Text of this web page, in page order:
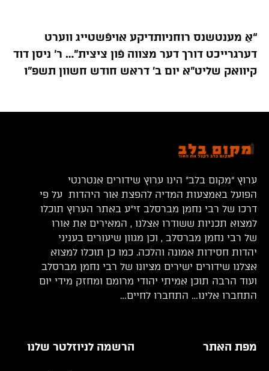
“אַ מענטשנס רוחניותדיקע אויפֿשטייג ווערט
דערגרייכט דורך דער מצווה פֿון ציצית”… ר’ ניסן דוד
קיוואק שליט”א יום ב’ דראש חודש חשוון תשפ”ו
ערוץ “מקום בלב” הינו ערוץ שידורים אנטרנטי
הפועל באמצעות המדיה להפצת אור היהדות על פי
דרכו של רבי נחמן מברסלב זי”ע באתר הערוץ תוכלו
למצוא תכניות ששודרו אצלנו , המאירים את אורו
של רבי נחמן מברסלב , וכן מגוון שיעורים בעניני
יהדות חסידות אמונה והלכה. כמו כן תוכלו למצוא
אצלנו שידורים ישירים מציונו של רבי נחמן מברסלב
ועוד הרבה תוכן אמיתי יהודי מרומם ומחזק מידי יום
התחברו אלינו… התחברו לחיים…
מפת האתר הרשמה לניוזלטר שלנו